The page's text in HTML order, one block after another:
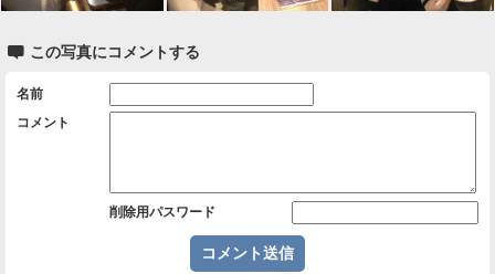
 この写真にコメントする
名前
コメント
削除用パスワード